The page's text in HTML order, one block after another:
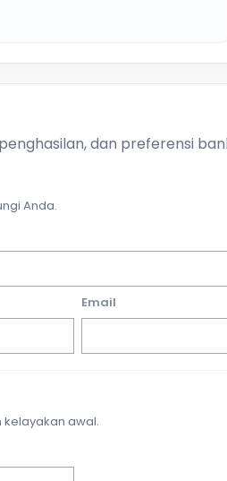
dan preferensi
Anda.
Email
awal.